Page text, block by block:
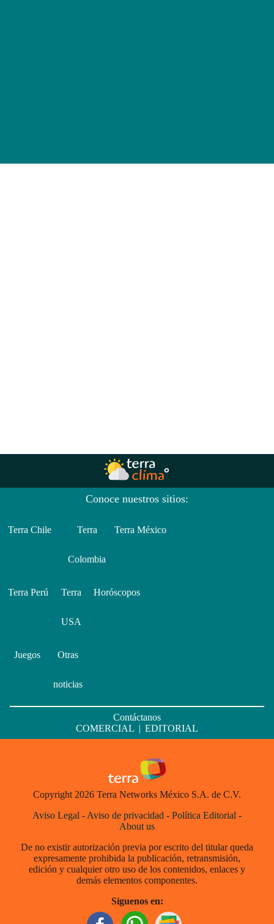
Conoce nuestros sitios:
Terra Chile Terra
Colombia
Terra México
Terra Perú Terra
USA
Horóscopos
Juegos Otras
noticias
Contáctanos
COMERCIAL | EDITORIAL
Copyright 2026 Terra Networks México S.A. de C.V.
Aviso Legal - Aviso de privacidad - Política Editorial -
About us
De no existir autorización previa por escrito del titular queda
expresamente prohibida la publicación, retransmisión,
edición y cualquier otro uso de los contenidos, enlaces y
demás elementos componentes.
Síguenos en: